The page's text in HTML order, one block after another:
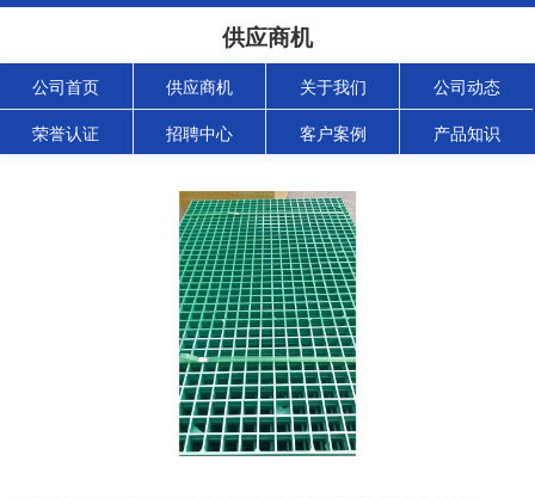
供应商机
公司首页 供应商机 关于我们 公司动态
荣誉认证 招聘中心 客户案例 产品知识